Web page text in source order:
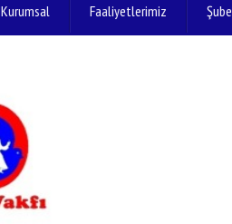
Kurumsal Faaliyetlerimiz